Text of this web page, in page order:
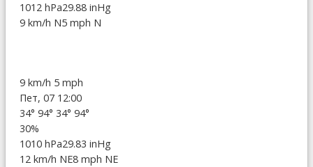
1012 hPa29.88 inHg
9 km/h N5 mph N
9 km/h 5 mph
Пет, 07 12:00
34° 94° 34° 94°
30%
1010 hPa29.83 inHg
12 km/h NE8 mph NE